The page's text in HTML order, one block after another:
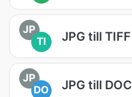
JP
TI
JPG till TIFF
JP
DO
JPG till DOC